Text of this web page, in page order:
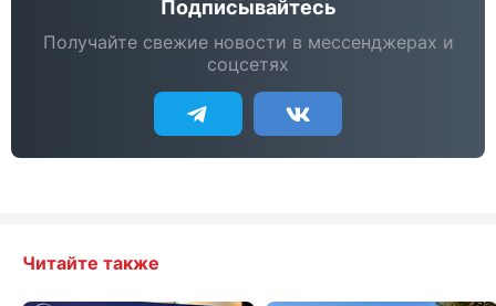
Подписывайтесь
Получайте свежие новости в мессенджерах и
соцсетях
Читайте также